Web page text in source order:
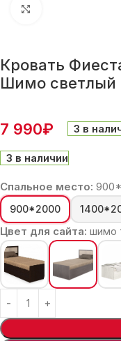
Кровать
Шимо светлый
7 990₽ 3 в
3 в наличии
Спальное место:
900*2000
Цвет для сайта: шимо